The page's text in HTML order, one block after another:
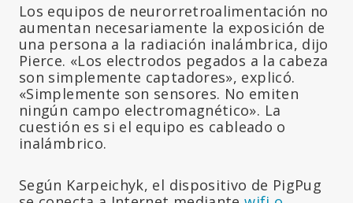
Los equipos de neurorretroalimentación no
aumentan necesariamente la exposición de
una persona a la radiación inalámbrica, dijo
Pierce. «Los electrodos pegados a la cabeza
son simplemente captadores», explicó.
«Simplemente son sensores. No emiten
ningún campo electromagnético». La
cuestión es si el equipo es cableado o
inalámbrico.
Según Karpeichyk, el dispositivo de PigPug